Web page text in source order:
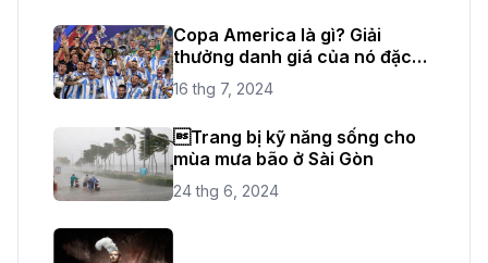
Copa America là gì? Giải
thưởng danh giá của nó đặc
biệt như thế nào?
16 thg 7, 2024
Trang bị kỹ năng sống cho
mùa mưa bão ở Sài Gòn
24 thg 6, 2024